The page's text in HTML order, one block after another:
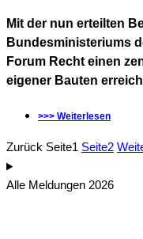
Mit der nun erteilten
Bundesministeriums
Forum Recht einen
eigener Bauten
>>> Weiterlesen
Zurück Seite1 Seite2
Alle Meldungen 2026